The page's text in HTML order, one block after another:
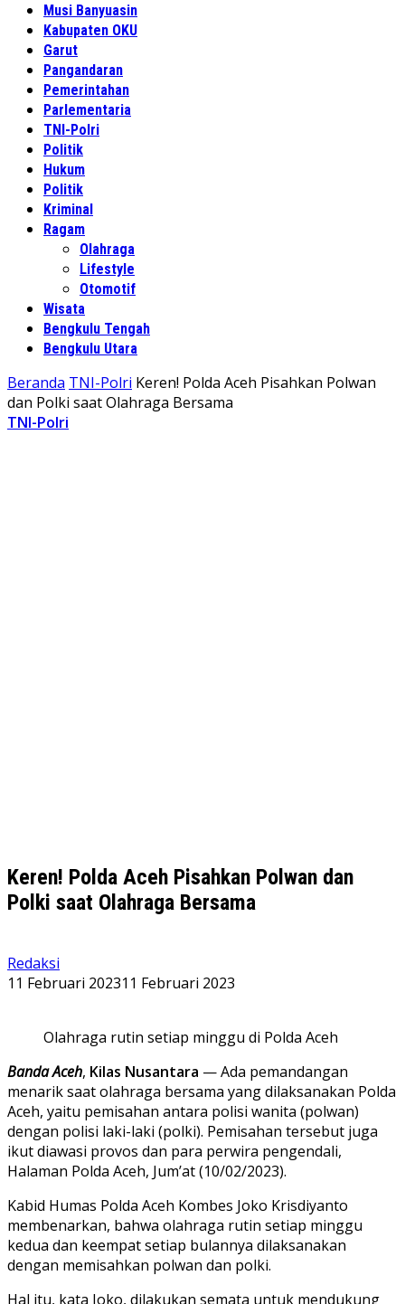
Musi Banyuasin
Kabupaten OKU
Garut
Pangandaran
Pemerintahan
Parlementaria
TNI-Polri
Politik
Hukum
Politik
Kriminal
Ragam
Olahraga
Lifestyle
Otomotif
Wisata
Bengkulu Tengah
Bengkulu Utara
Beranda TNI-Polri Keren! Polda Aceh Pisahkan Polwan
dan Polki saat Olahraga Bersama
TNI-Polri
Keren! Polda Aceh Pisahkan Polwan dan
Polki saat Olahraga Bersama
Redaksi
11 Februari 202311 Februari 2023
Olahraga rutin setiap minggu di Polda Aceh
Banda Aceh, Kilas Nusantara — Ada pemandangan
menarik saat olahraga bersama yang dilaksanakan Polda
Aceh, yaitu pemisahan antara polisi wanita (polwan)
dengan polisi laki-laki (polki). Pemisahan tersebut juga
ikut diawasi provos dan para perwira pengendali,
Halaman Polda Aceh, Jum’at (10/02/2023).
Kabid Humas Polda Aceh Kombes Joko Krisdiyanto
membenarkan, bahwa olahraga rutin setiap minggu
kedua dan keempat setiap bulannya dilaksanakan
dengan memisahkan polwan dan polki.
Hal itu, kata Joko, dilakukan semata untuk mendukung